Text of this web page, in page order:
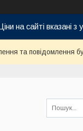
Ціни на сайті вказані
та повідомлення